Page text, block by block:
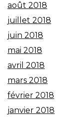
août 2018
juillet 2018
juin 2018
mai 2018
avril 2018
mars 2018
février 2018
janvier 2018